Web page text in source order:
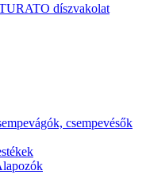
díszvakolat
csempevésők